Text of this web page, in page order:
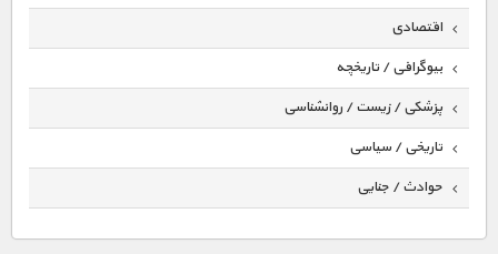
اقتصادی
بیوگرافی / تاریخچه
پزشکی / زیست / روانشناسی
تاریخی / سیاسی
حوادث / جنایی